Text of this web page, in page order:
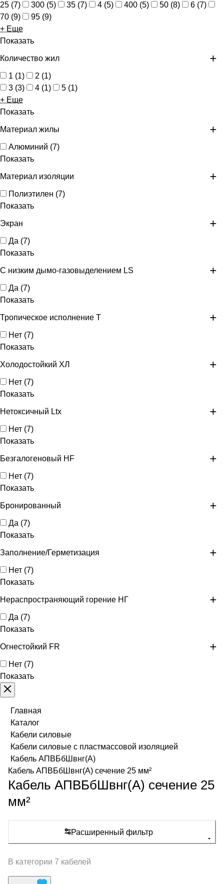
25 (7) 300 (5) 35 (7) 4 (5) 400 (5) 50 (8) 6 (7)
70 (9) 95 (9)
+ Еще
Показать
Количество жил
1 (1) 2 (1)
3 (3) 4 (1) 5 (1)
+ Еще
Показать
Материал жилы
Алюминий (7)
Показать
Материал изоляции
Полиэтилен (7)
Показать
Экран
Да (7)
Показать
С низким дымо-газовыделением LS
Да (7)
Показать
Тропическое исполнение Т
Нет (7)
Показать
Холодостойкий ХЛ
Нет (7)
Показать
Нетоксичный Ltx
Нет (7)
Показать
Безгалогеновый HF
Нет (7)
Показать
Бронированный
Да (7)
Показать
Заполнение/Герметизация
Нет (7)
Показать
Нераспространяющий горение НГ
Да (7)
Показать
Огнестойкий FR
Нет (7)
Показать
Главная
Каталог
Кабели силовые
Кабели силовые с пластмассовой изоляцией
Кабель АПВБбШвнг(А)
Кабель АПВБбШвнг(А) сечение 25 мм²
Кабель АПВБбШвнг(А) сечение 25
мм²
Расширенный фильтр
В категории 7 кабелей